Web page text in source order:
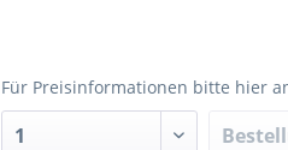
Für Preisinformationen bitte hier